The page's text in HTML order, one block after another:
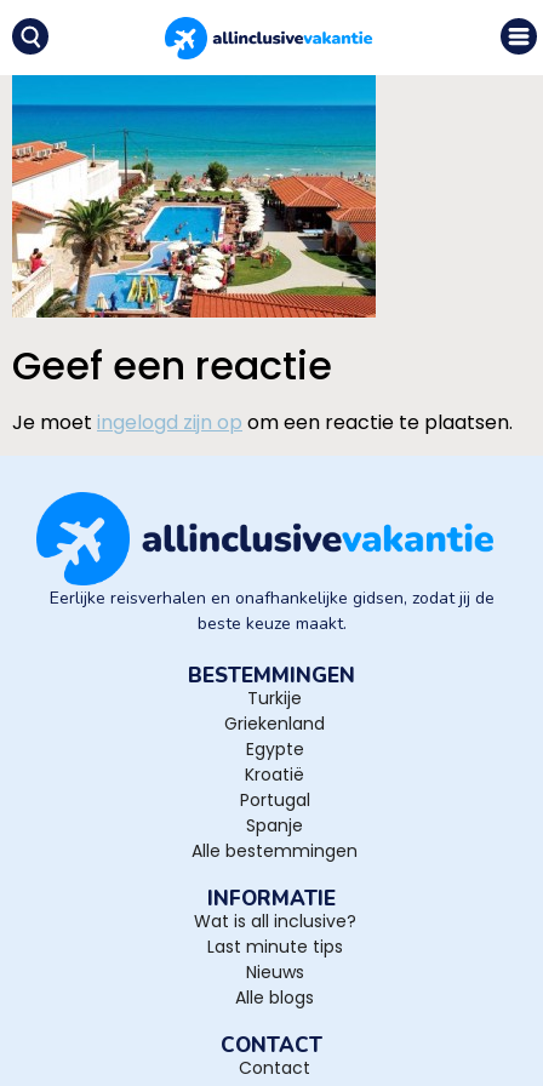
Geef een reactie
Je moet ingelogd zijn op om een reactie te plaatsen.
Eerlijke reisverhalen en onafhankelijke gidsen, zodat jij de
beste keuze maakt.
BESTEMMINGEN
Turkije
Griekenland
Egypte
Kroatië
Portugal
Spanje
Alle bestemmingen
INFORMATIE
Wat is all inclusive?
Last minute tips
Nieuws
Alle blogs
CONTACT
Contact